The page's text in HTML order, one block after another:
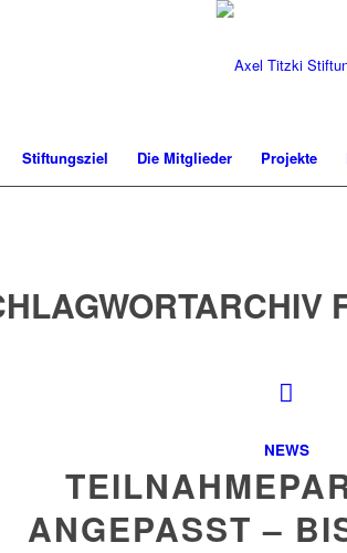
Stiftungsziel Die Mitglieder Projekte
NEWS
ANGEPASST –